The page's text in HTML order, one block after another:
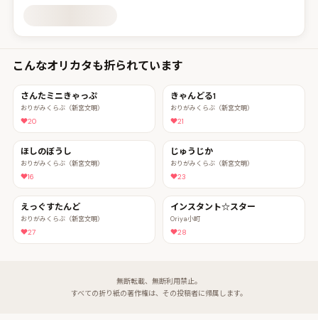
こんなオリカタも折られています
さんたミニきゃっぷ
おりがみくらぶ（新宮文明）
20
きゃんどる1
おりがみくらぶ（新宮文明）
21
ほしのぼうし
おりがみくらぶ（新宮文明）
16
じゅうじか
おりがみくらぶ（新宮文明）
23
えっぐすたんど
おりがみくらぶ（新宮文明）
27
インスタント☆スター
Oriya小町
28
無断転載、無断利用禁止。
すべての折り紙の著作権は、その投稿者に帰属します。